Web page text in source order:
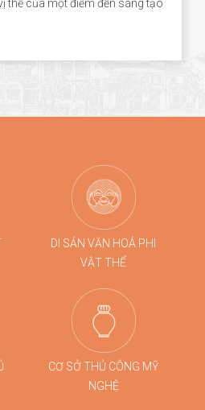
thế của một điểm đến sáng tạo
dấu ấn ấy tiếp tục được lan
chương trình kích cầu du
DI SẢN VĂN HOÁ PHI
VẬT THỂ
CƠ SỞ THỦ CÔNG MỸ
NGHỆ